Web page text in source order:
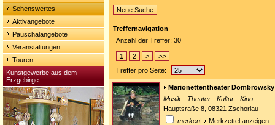
Sehenswertes
Aktivangebote
Pauschalangebote
Veranstaltungen
Touren
Kunstgewerbe aus dem
Erzgebirge
Neue Suche
Treffernavigation
Anzahl der Treffer: 30
1 2 >
>>
Treffer pro Seite:
Marionettentheater Dombrowsky
Musik - Theater - Kultur - Kino
Hauptsraße 8, 08321 Zschorlau
merken| Merkzettel anzeigen